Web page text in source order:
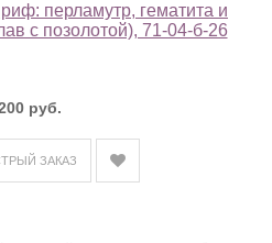
перламутр, гематита и
с позолотой), 71-04-б-26
руб.
ЗАКАЗ